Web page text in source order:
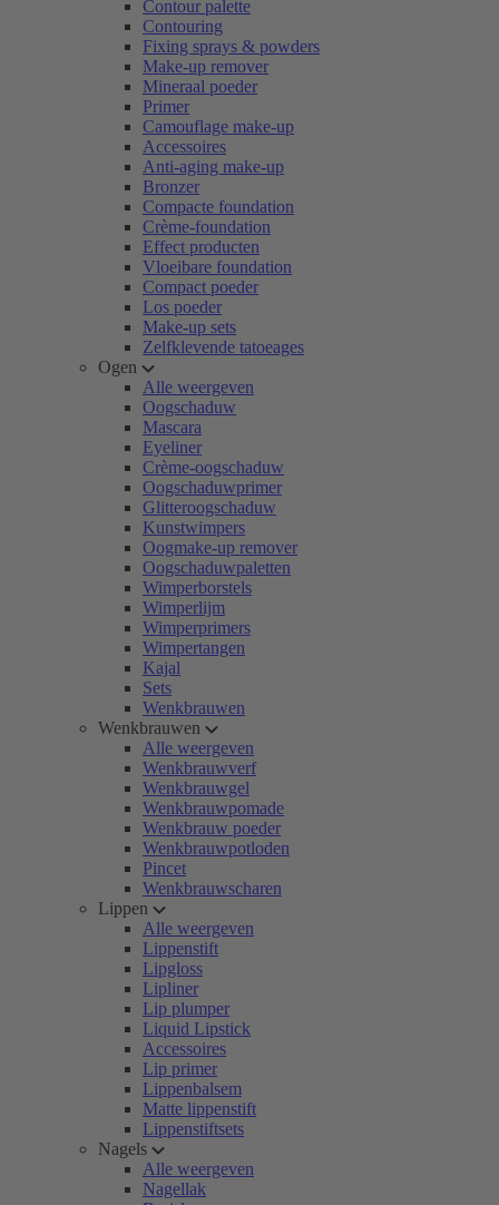
Contour palette
Contouring
Fixing sprays & powders
Make-up remover
Mineraal poeder
Primer
Camouflage make-up
Accessoires
Anti-aging make-up
Bronzer
Compacte foundation
Crème-foundation
Effect producten
Vloeibare foundation
Compact poeder
Los poeder
Make-up sets
Zelfklevende tatoeages
Ogen
Alle weergeven
Oogschaduw
Mascara
Eyeliner
Crème-oogschaduw
Oogschaduwprimer
Glitteroogschaduw
Kunstwimpers
Oogmake-up remover
Oogschaduwpaletten
Wimperborstels
Wimperlijm
Wimperprimers
Wimpertangen
Kajal
Sets
Wenkbrauwen
Wenkbrauwen
Alle weergeven
Wenkbrauwverf
Wenkbrauwgel
Wenkbrauwpomade
Wenkbrauw poeder
Wenkbrauwpotloden
Pincet
Wenkbrauwscharen
Lippen
Alle weergeven
Lippenstift
Lipgloss
Lipliner
Lip plumper
Liquid Lipstick
Accessoires
Lip primer
Lippenbalsem
Matte lippenstift
Lippenstiftsets
Nagels
Alle weergeven
Nagellak